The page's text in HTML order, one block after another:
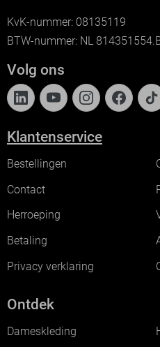
KvK-nummer: 08135119
BTW-nummer: NL
Volg ons
Klantenservice
Bestellingen
Contact
Herroeping
Betaling
Privacy verklaring
Ontdek
Dameskleding